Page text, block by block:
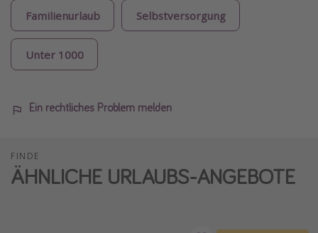
Familienurlaub Selbstversorgung
Unter 1000
Ein rechtliches Problem melden
FINDE
ÄHNLICHE URLAUBS-ANGEBOTE